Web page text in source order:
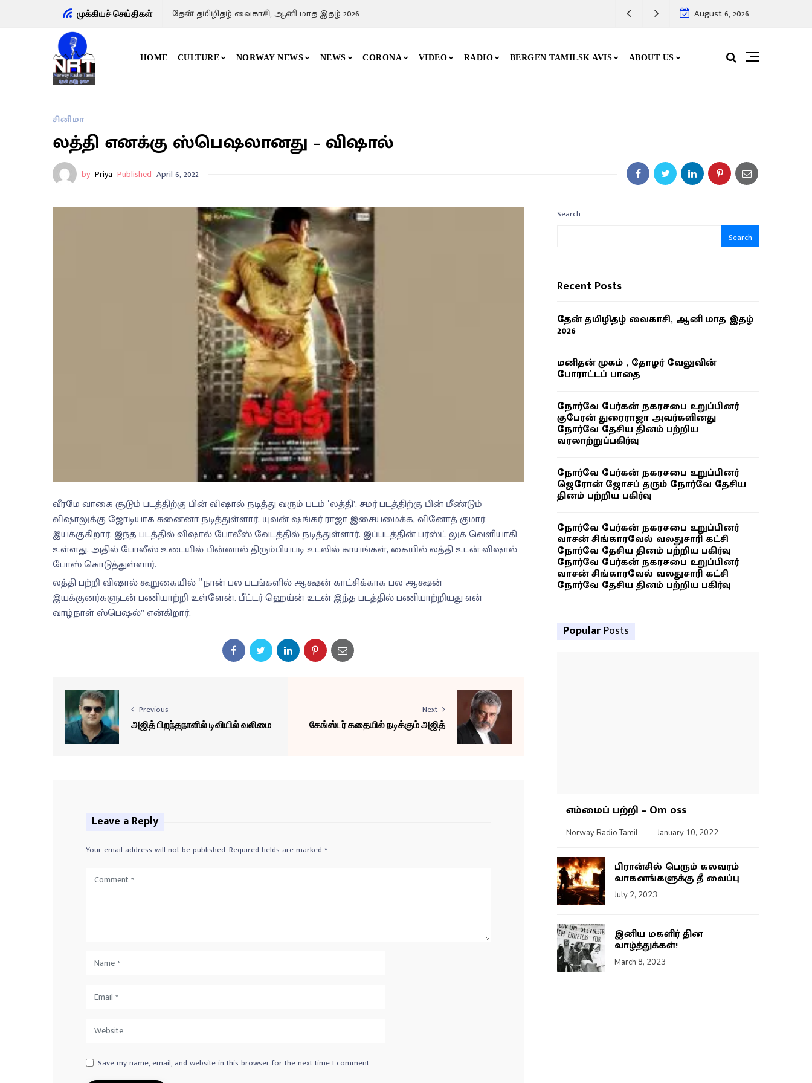
முக்கியச் செய்திகள் தேன் தமிழிதழ் வைகாசி, ஆனி மாத இதழ் 2026 August 6, 2026
HOME CULTURE NORWAY NEWS NEWS CORONA VIDEO RADIO BERGEN TAMILSK AVIS ABOUT US
சினிமா
லத்தி எனக்கு ஸ்பெஷலானது – விஷால்
by Priya Published April 6, 2022
வீரமே வாகை சூடும் படத்திற்கு பின் விஷால் நடித்து வரும் படம் ‛லத்தி’. சமர் படத்திற்கு பின் மீண்டும்
விஷாலுக்கு ஜோடியாக சுனைனா நடித்துள்ளார். யுவன் ஷங்கர் ராஜா இசையமைக்க, வினோத் குமார்
இயக்குகிறார். இந்த படத்தில் விஷால் போலீஸ் வேடத்தில் நடித்துள்ளார். இப்படத்தின் பர்ஸ்ட் லுக் வெளியாகி
உள்ளது. அதில் போலீஸ் உடையில் பின்னால் திரும்பியபடி உடலில் காயங்கள், கையில் லத்தி உடன் விஷால்
போஸ் கொடுத்துள்ளார்.
லத்தி பற்றி விஷால் கூறுகையில் ‛‛நான் பல படங்களில் ஆக்ஷன் காட்சிக்காக பல ஆக்ஷன்
இயக்குனர்களுடன் பணியாற்றி உள்ளேன். பீட்டர் ஹெய்ன் உடன் இந்த படத்தில் பணியாற்றியது என்
வாழ்நாள் ஸ்பெஷல்” என்கிறார்.
Previous
அஜித் பிறந்தநாளில் டிவியில் வலிமை
Next
கேங்ஸ்டர் கதையில் நடிக்கும் அஜித்
Leave a Reply
Your email address will not be published.Required fields are marked *
Save my name, email, and website in this browser for the next time I comment.
Search
Search
Recent Posts
தேன் தமிழிதழ் வைகாசி, ஆனி மாத இதழ்
2026
மனிதன் முகம் , தோழர் வேலுவின்
போராட்டப் பாதை
நோர்வே பேர்கன் நகரசபை உறுப்பினர்
குபேரன் துரைராஜா அவர்களினது
நோர்வே தேசிய தினம் பற்றிய
வரலாற்றுப்பகிர்வு
நோர்வே பேர்கன் நகரசபை உறுப்பினர்
ஜெரோன் ஜோசப் தரும் நோர்வே தேசிய
தினம் பற்றிய பகிர்வு
நோர்வே பேர்கன் நகரசபை உறுப்பினர்
வாசன் சிங்காரவேல் வலதுசாரி கட்சி
நோர்வே தேசிய தினம் பற்றிய பகிர்வு
நோர்வே பேர்கன் நகரசபை உறுப்பினர்
வாசன் சிங்காரவேல் வலதுசாரி கட்சி
நோர்வே தேசிய தினம் பற்றிய பகிர்வு
Popular Posts
எம்மைப் பற்றி – Om oss
Norway Radio Tamil January 10, 2022
பிரான்சில் பெரும் கலவரம்
வாகனங்களுக்கு தீ வைப்பு
July 2, 2023
இனிய மகளிர் தின
வாழ்த்துக்கள்!
March 8, 2023